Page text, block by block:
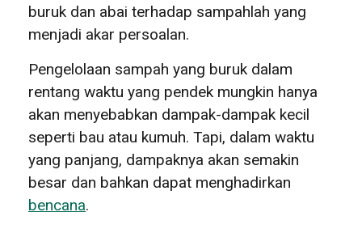
buruk dan abai terhadap sampahlah yang
menjadi akar persoalan.
Pengelolaan sampah yang buruk dalam
rentang waktu yang pendek mungkin hanya
akan menyebabkan dampak-dampak kecil
seperti bau atau kumuh. Tapi, dalam waktu
yang panjang, dampaknya akan semakin
besar dan bahkan dapat menghadirkan
bencana.